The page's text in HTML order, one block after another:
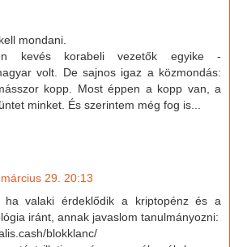
mondani.
kevés korabeli vezetők egyike -
volt. De sajnos igaz a közmondás:
kopp. Most éppen a kopp van, a
minket. És szerintem még fog is...
29. 20:13
ha valaki érdeklődik a kriptopénz és a
iránt, annak javaslom tanulmányozni:
blokklanc/